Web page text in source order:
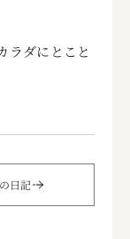
ラダにとこと
日記